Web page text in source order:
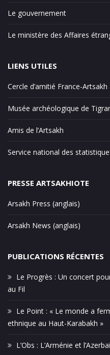
Le gouvernement
Le ministère des Affaires
LIENS UTILES
Cercle d’amitié France-Artsakh
Musée archéologique de
Amis de l’Artsakh
Service national des
PRESSE ARTSAKHIOTE
Arsakh Press (anglais)
Arsakh News (anglais)
PUBLICATIONS RÉCENTES
Le Progrès : Un concert
au Fil
Le Point : « Le monde a
ethnique au Haut-Karabakh »
L’Obs : L’Arménie et